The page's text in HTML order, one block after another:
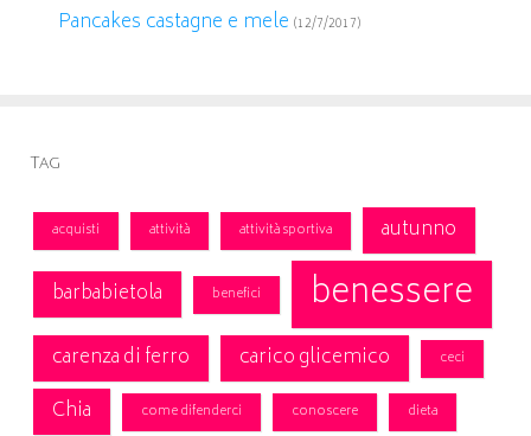
Pancakes castagne e mele (12/7/2017)
Tag
acquisti attività attività sportiva
autunno
barbabietola
benefici benessere
carenza di ferro carico glicemico ceci
Chia come difenderci conoscere dieta